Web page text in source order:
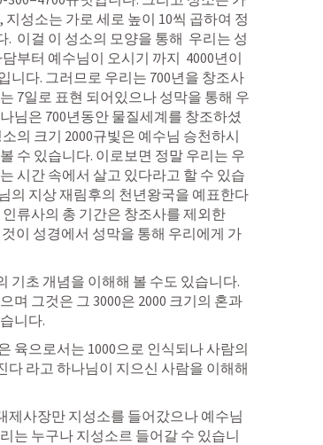
지성소는 가로 세로 높이 10씩 곱하여 정
이걸 이 성소의 모양을 통해  우리는 성
부터 예수님이 오시기 까지  4000년이
니다. 그러므로 우리는 700년을 창조사
7일로 표현 되어있으나 성막을 통해 우
님은 700년동안 물질세계를 창조하셨
의 크기 2000규빛은 예수님 승천하시
수 있습니다. 이로보면 정말 우리는 우
시간 속에서 살고 있다라고 할 수 있습
의 지상 재림후의 천년왕국을 예표한다
류사의 총 기간은 창조사를 제외한
이 성경에서 성막을 통해 우리에게 가
기초 개념을 이해해 볼 수도 있습니다.
며 그것은 그 3000은 2000 크기의 혼과
니다.
육으로서는 1000으로 인식되나 사람의
다 라고 하나님이 지으신 사람을 이해해
제사장만 지성소를 들어갔으나 예수님
는 누구나 지성소르 들어갈 수 있습니